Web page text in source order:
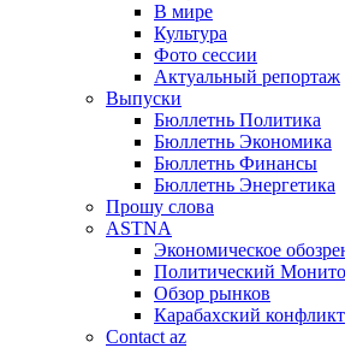
В мире
Культура
Фото сессии
Актуальный репортаж
Выпуски
Бюллетнь Политика
Бюллетнь Экономика
Бюллетнь Финансы
Бюллетнь Энергетика
Прошу слова
ASTNA
Экономическое
Политический
Обзор рынков
Карабахский конфликт
Contact az